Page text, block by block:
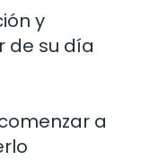
y
de su día
a